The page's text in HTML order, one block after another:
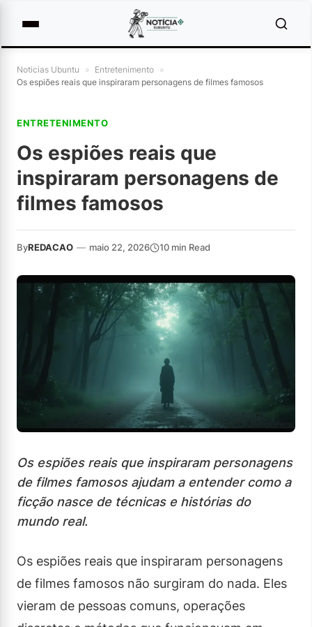
Noticias Ubuntu » Entretenimento »
Os espiões reais que inspiraram personagens de filmes famosos
ENTRETENIMENTO
Os espiões reais que
inspiraram personagens de
filmes famosos
ByREDACAO — maio 22, 2026 10 min Read
Os espiões reais que inspiraram personagens
de filmes famosos ajudam a entender como a
ficção nasce de técnicas e histórias do
mundo real.
Os espiões reais que inspiraram personagens
de filmes famosos não surgiram do nada. Eles
vieram de pessoas comuns, operações